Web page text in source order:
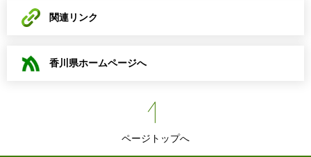
関連リンク
香川県ホームページへ
ページトップへ